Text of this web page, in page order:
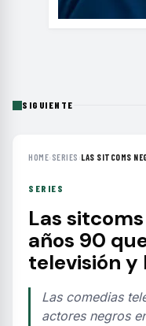
SIGUIENTE
HOME› SERIES ›LAS SITCOMS
SERIES
Las
años 90
televisión
Las comedias
actores negros